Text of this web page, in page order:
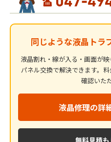
同じような液晶トラ
液晶割れ・線が入る・画面が
パネル交換で解決できます。
確認いた
液晶修理の詳
無料見積